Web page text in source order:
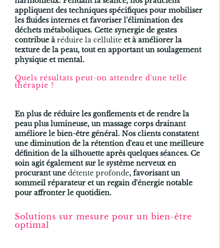
appliquent des techniques spécifiques pour mobiliser
les fluides internes et favoriser l'élimination des
déchets métaboliques. Cette synergie de gestes
contribue àréduire la cellulite et à améliorer la
texture de la peau, tout en apportant un soulagement
physique et mental.
Quels résultats peut-on attendre d'une telle
thérapie ?
En plus de réduire les gonflements et de rendre la
peau plus lumineuse, un massage corps drainant
améliore le bien-être général. Nos clients constatent
une diminution de la rétention d'eau et une meilleure
définition de la silhouette après quelques séances. Ce
soin agit également sur le système nerveux en
procurant une détente profonde, favorisant un
sommeil réparateur et un regain d'énergie notable
pour affronter le quotidien.
Solutions sur mesure pour un bien-être
optimal